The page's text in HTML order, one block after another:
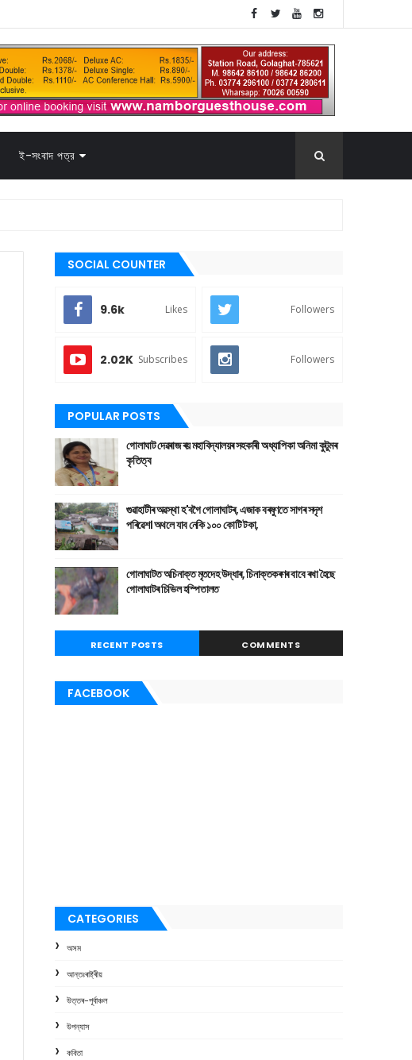
ই-সংবাদ পত্র
SOCIAL COUNTER
9.6k Likes Followers
2.02K Subscribes Followers
POPULAR POSTS
গোলাঘাট দেৱৰাজ ৰয় মহাবিদ্যালয়ৰ সহকাৰী অধ্যাপিকা অনিমা কুটুমৰ
কৃতিত্ব
গুৱাহাটীৰ অৱস্থা হ'বগৈ গোলাঘাটৰ, এজাক বৰষুণতে সাগৰ সদৃশ
পৰিৱেশ। অথলে যাব নেকি ১০০ কোটি টকা,
গোলাঘাটত অচিনাক্ত মৃতদেহ উদ্ধাৰ, চিনাক্তকৰণৰ বাবে ৰখা হৈছে
গোলাঘাটৰ চিভিল হস্পিতালত
RECENT POSTS COMMENTS
FACEBOOK
CATEGORIES
অসম
আন্তঃৰাষ্ট্ৰীয়
উত্তৰ-পূৰ্বাঞ্চল
উপন্যাস
কবিতা